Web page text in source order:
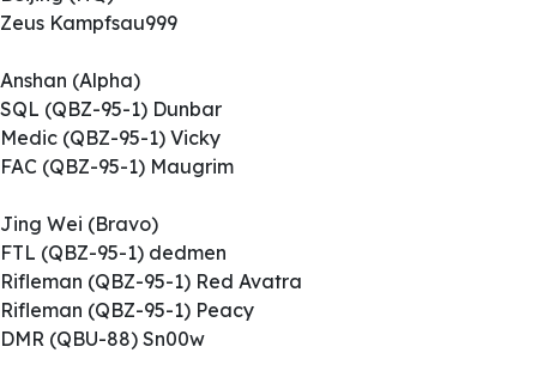
Zeus Kampfsau999
Anshan (Alpha)
SQL (QBZ-95-1) Dunbar
Medic (QBZ-95-1) Vicky
FAC (QBZ-95-1) Maugrim
Jing Wei (Bravo)
FTL (QBZ-95-1) dedmen
Rifleman (QBZ-95-1) Red Avatra
Rifleman (QBZ-95-1) Peacy
DMR (QBU-88) Sn00w